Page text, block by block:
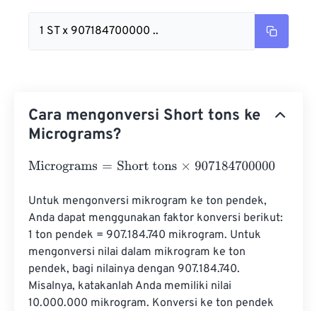
1 ST x 907184700000 ..
Cara mengonversi Short tons ke
Micrograms?
Micrograms=Short tons ×907184700000
Untuk mengonversi mikrogram ke ton pendek,
Anda dapat menggunakan faktor konversi berikut:
1 ton pendek = 907.184.740 mikrogram. Untuk
mengonversi nilai dalam mikrogram ke ton
pendek, bagi nilainya dengan 907.184.740.
Misalnya, katakanlah Anda memiliki nilai
10.000.000 mikrogram. Konversi ke ton pendek